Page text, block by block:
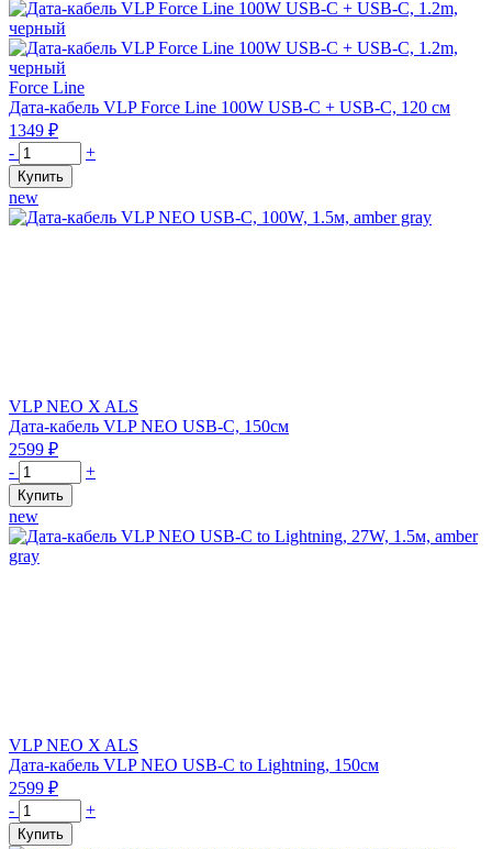
Force Line
Дата-кабель VLP Force Line 100W USB-C + USB-C, 120 см
1349 ₽
Количество
товара
Дата-
кабель
VLP
1.2m,
черный
- +
Купить
new
VLP NEO X ALS
Дата-кабель VLP NEO USB-C, 150см
2599 ₽
Количество
товара
Дата-
кабель
VLP
NEO
- +
Купить
new
VLP NEO X ALS
Дата-кабель VLP NEO USB-C to Lightning, 150см
2599 ₽
Количество
товара
- +
Купить